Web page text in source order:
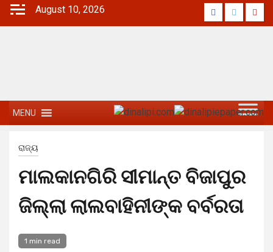
August 10, 2026
MENU
ରାଜ୍ୟ
ମାଲକାନଗିରି ସୀମାନ୍ତ ବିଜାପୁର
ଜିଲ୍ଲା ଲାଲବାହିନୀଙ୍କ ବର୍ବରତା
1 min read